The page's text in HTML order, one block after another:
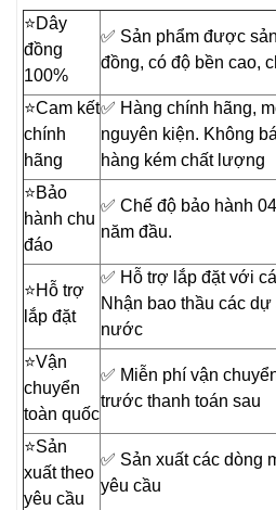
⭐️Dây
đồng
100%
✅ Sản phẩm được
đồng, có độ bền cao,
⭐️Cam kết
chính
hãng
✅ Hàng chính hãng,
nguyên kiện. Không
hàng kém chất lượng
⭐️Bảo
hành chu
đáo
✅ Chế độ bảo hành
năm đầu.
⭐️Hỗ trợ
lắp đặt
✅ Hỗ trợ lắp đặt với
Nhận bao thầu các
nước
⭐️Vận
chuyển
toàn quốc
✅ Miễn phí vận
trước thanh toán sau
⭐️Sản
xuất theo
yêu cầu
✅ Sản xuất các dòng
yêu cầu